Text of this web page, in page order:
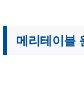
메리테이블